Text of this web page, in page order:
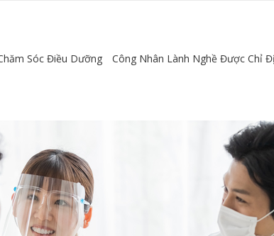
Sóc Điều Dưỡng Công Nhân Lành Nghề Được Chỉ